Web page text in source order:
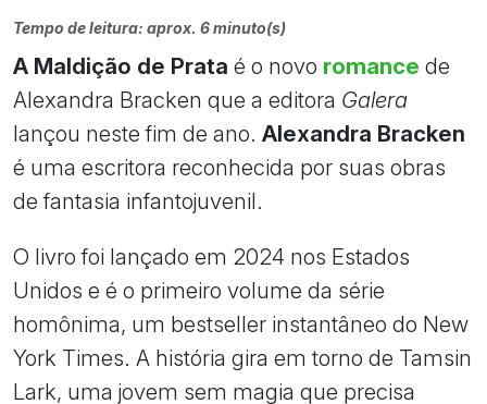
Tempo de leitura: aprox. 6 minuto(s)
A Maldição de Prata é o novo romance de
Alexandra Bracken que a editora Galera
lançou neste fim de ano. Alexandra Bracken
é uma escritora reconhecida por suas obras
de fantasia infantojuvenil.
O livro foi lançado em 2024 nos Estados
Unidos e é o primeiro volume da série
homônima, um bestseller instantâneo do New
York Times. A história gira em torno de Tamsin
Lark, uma jovem sem magia que precisa